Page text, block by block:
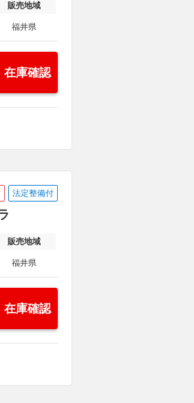
販売地域
福井県
在庫確認
法定整備付
販売地域
福井県
在庫確認